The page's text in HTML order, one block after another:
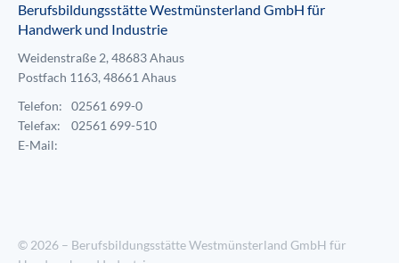
Berufsbildungsstätte Westmünsterland GmbH für
Handwerk und Industrie
Weidenstraße 2, 48683 Ahaus
Postfach 1163, 48661 Ahaus
Telefon:
02561 699-0
Telefax:
02561 699-510
E-Mail:
© 2026 – Berufsbildungsstätte Westmünsterland GmbH für